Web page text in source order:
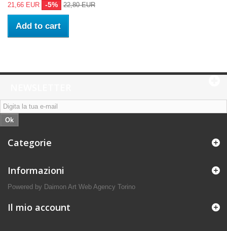
21,66 EUR -5% 22,80 EUR
Add to cart
Ok
Categorie
Informazioni
Powered by Daimon Art Web Agency Torino
Il mio account